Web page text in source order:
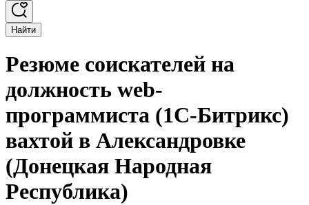
Найти
Резюме соискателей на
должность web-
программиста (1С-Битрикс)
вахтой в Александровке
(Донецкая Народная
Республика)